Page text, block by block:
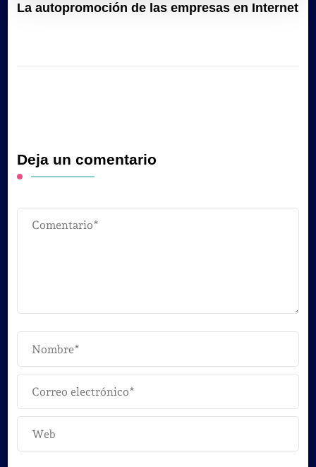
La autopromoción de las empresas en Internet
Deja un comentario